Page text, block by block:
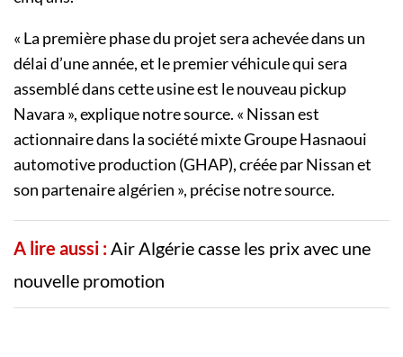
« La première phase du projet sera achevée dans un
délai d’une année, et le premier véhicule qui sera
assemblé dans cette usine est le nouveau pickup
Navara », explique notre source. « Nissan est
actionnaire dans la société mixte Groupe Hasnaoui
automotive production (GHAP), créée par Nissan et
son partenaire algérien », précise notre source.
A lire aussi : Air Algérie casse les prix avec une
nouvelle promotion